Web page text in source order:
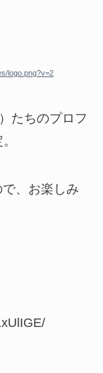
logo.png?v=2
たちのプロフ
、お楽しみ